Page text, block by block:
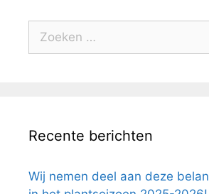
naar:
Recente berichten
Wij nemen deel aan deze